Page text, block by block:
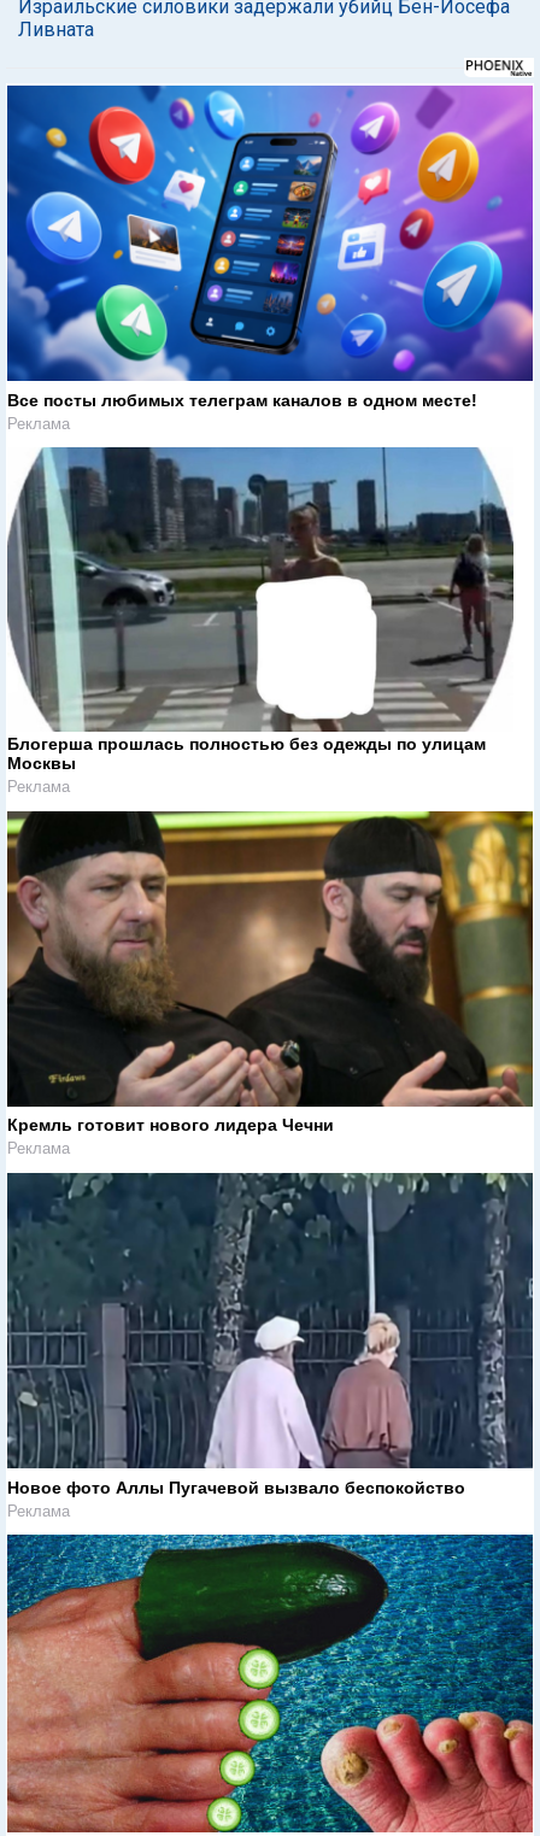
Израильские силовики задержали убийц Бен-Йосефа
Ливната
Все посты любимых телеграм каналов в одном месте!
Реклама
Блогерша прошлась полностью без одежды по улицам
Москвы
Реклама
Кремль готовит нового лидера Чечни
Реклама
Новое фото Аллы Пугачевой вызвало беспокойство
Реклама